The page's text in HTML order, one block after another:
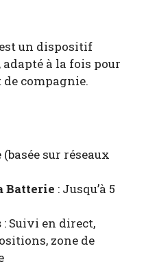
est un dispositif
à la fois pour
de compagnie.
sur réseaux
Batterie : Jusqu’à 5
: Suivi en direct,
zone de